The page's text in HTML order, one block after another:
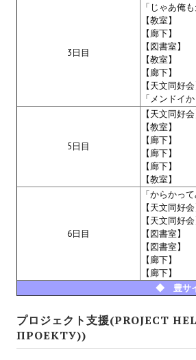
3日目
「じゃあ俺
【教室】
【廊下】
【図書室】
【教室】
【廊下】
【天文同好会
「メンドイ
5日目
【天文同好会
【教室】
【廊下】
【廊下】
【廊下】
【教室】
6日目
「からかって
【天文同好会
【天文同好会
【図書室】
【図書室】
【廊下】
【廊下】
◆ 豊サ
プロジェクト支援(PROJECT
ПРОЕКТУ))